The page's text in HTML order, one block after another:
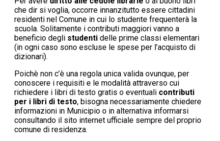
che dir si voglia, occorre innanzitutto essere cittadini
residenti nel Comune in cui lo studente frequenterà la
scuola. Solitamente i contributi maggiori vanno a
beneficio degli studentidelle prime classi elementari
(in ogni caso sono escluse le spese per l’acquisto di
dizionari).
Poichè non c’è una regola unica valida ovunque, per
conoscere i requisiti e le modalità attraverso cui
richiedere i libri di testo gratis o eventuali contributi
per i libri di testo, bisogna necessariamente chiedere
informazioni in Municipio o in alternativa informarsi
consultando il sito internet ufficiale sempre del proprio
comune di residenza.